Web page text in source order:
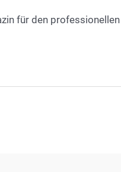
für den